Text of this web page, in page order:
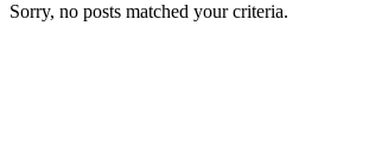
Sorry, no posts matched your criteria.